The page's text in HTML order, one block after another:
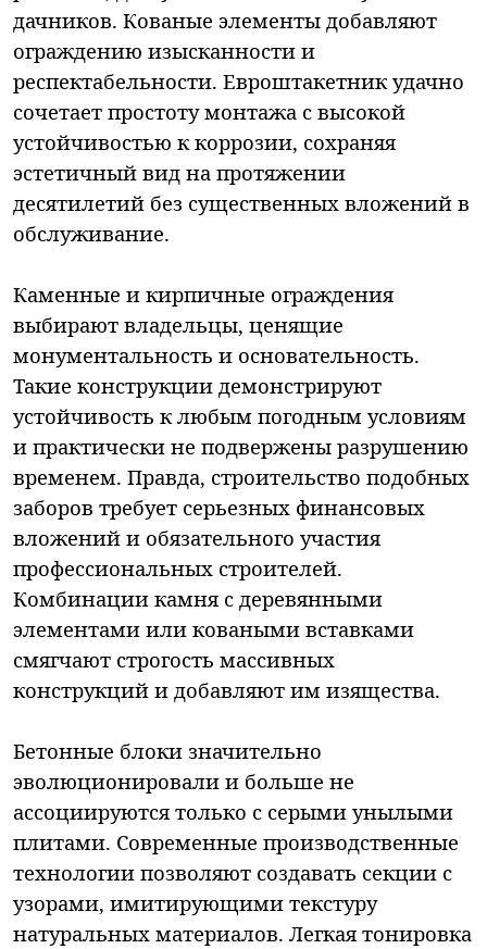
дачников. Кованые элементы добавляют
ограждению изысканности и
респектабельности. Евроштакетник удачно
сочетает простоту монтажа с высокой
устойчивостью к коррозии, сохраняя
эстетичный вид на протяжении
десятилетий без существенных вложений в
обслуживание.
Каменные и кирпичные ограждения
выбирают владельцы, ценящие
монументальность и основательность.
Такие конструкции демонстрируют
устойчивость к любым погодным условиям
и практически не подвержены разрушению
временем. Правда, строительство подобных
заборов требует серьезных финансовых
вложений и обязательного участия
профессиональных строителей.
Комбинации камня с деревянными
элементами или коваными вставками
смягчают строгость массивных
конструкций и добавляют им изящества.
Бетонные блоки значительно
эволюционировали и больше не
ассоциируются только с серыми унылыми
плитами. Современные производственные
технологии позволяют создавать секции с
узорами, имитирующими текстуру
натуральных материалов. Легкая тонировка